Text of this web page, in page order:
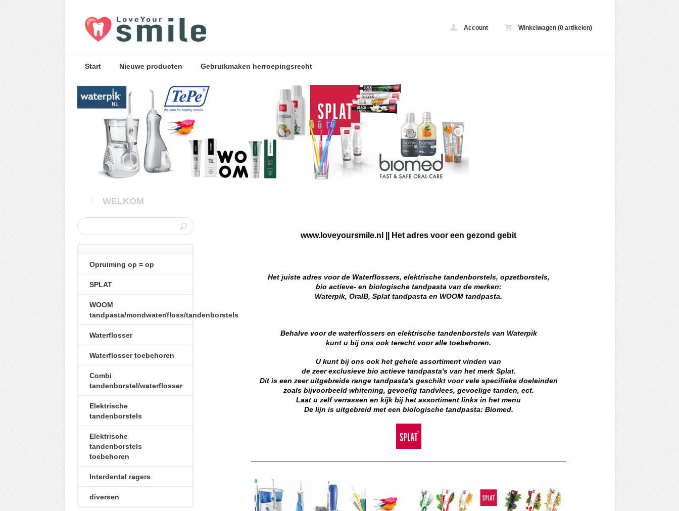
Account Winkelwagen (0 artikelen)
Start Nieuwe producten Gebruikmaken herroepingsrecht
WELKOM
Opruiming op = op
SPLAT
WOOM
tandpasta/mondwater/floss/tandenborstels
Waterflosser
Waterflosser toebehoren
Combi
tandenborstel/waterflosser
Elektrische
tandenborstels
Elektrische
tandenborstels
toebehoren
Interdental ragers
diversen
www.loveyoursmile.nl || Het adres voor een gezond gebit
Het juiste adres voor de Waterflossers, elektrische tandenborstels, opzetborstels,
bio actieve- en biologische tandpasta van de merken:
Waterpik, OralB, Splat tandpasta en WOOM tandpasta.
Behalve voor de waterflossers en elektrische tandenborstels van Waterpik
kunt u bij ons ook terecht voor alle toebehoren.
U kunt bij ons ook het gehele assortiment vinden van
de zeer exclusieve bio actieve tandpasta's van het merk Splat.
Dit is een zeer uitgebreide range tandpasta's geschikt voor vele specifieke doeleinden
zoals bijvoorbeeld whitening, gevoelig tandvlees, gevoelige tanden, ect.
Laat u zelf verrassen en kijk bij het assortiment links in het menu
De lijn is uitgebreid met een biologische tandpasta: Biomed.